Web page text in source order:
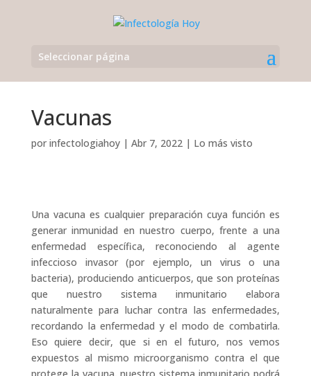
Seleccionar página
Vacunas
por infectologiahoy| Abr 7, 2022| Lo más visto
Una vacuna es cualquier preparación cuya función es
generar inmunidad en nuestro cuerpo, frente a una
enfermedad específica, reconociendo al agente
infeccioso invasor (por ejemplo, un virus o una
bacteria), produciendo anticuerpos, que son proteínas
que nuestro sistema inmunitario elabora
naturalmente para luchar contra las enfermedades,
recordando la enfermedad y el modo de combatirla.
Eso quiere decir, que si en el futuro, nos vemos
expuestos al mismo microorganismo contra el que